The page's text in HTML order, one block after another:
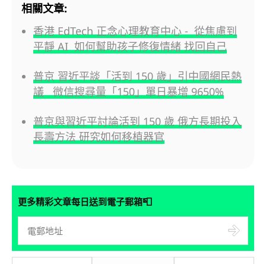
相關文章:
香港 EdTech 正念心理教育中心 - 從焦慮到
平靜 AI 如何幫助孩子修復情緒 找回自己
普京 習近平談「活到 150 歲」引中國網民熱
議 微信搜尋量「150」單日暴增 9650%
普京與習近平討論活到 150 歲 俄方長期投入
長壽方法 研究如何移植器官
更多精彩文章每日送到電子郵箱📮